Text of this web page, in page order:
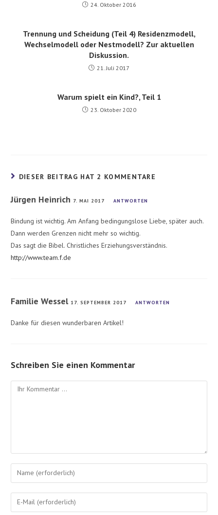
24. Oktober 2016
Trennung und Scheidung (Teil 4) Residenzmodell,
Wechselmodell oder Nestmodell? Zur aktuellen
Diskussion.
21. Juli 2017
Warum spielt ein Kind?, Teil 1
23. Oktober 2020
DIESER BEITRAG HAT 2 KOMMENTARE
Jürgen Heinrich 7. MAI 2017 ANTWORTEN
Bindung ist wichtig. Am Anfang bedingungslose Liebe, später auch.
Dann werden Grenzen nicht mehr so wichtig.
Das sagt die Bibel. Christliches Erziehungsverständnis.
http://www.team.f.de
Familie Wessel 17. SEPTEMBER 2017 ANTWORTEN
Danke für diesen wunderbaren Artikel!
Schreiben Sie einen Kommentar